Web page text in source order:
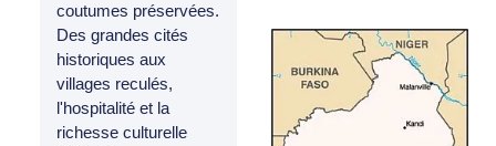
coutumes préservées.
Des grandes cités
historiques aux
villages reculés,
l'hospitalité et la
richesse culturelle